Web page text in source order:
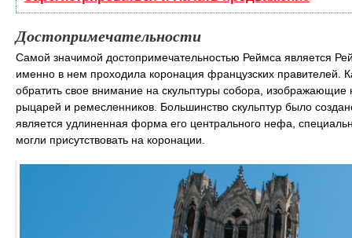
Достопримечательности
Самой значимой достопримечательностью Реймса является
именно в нем проходила коронация французских правителей.
обратить свое внимание на скульптуры собора,
рыцарей и ремесленников. Большинство скульптур было
является удлиненная форма его центрального нефа,
могли присутствовать на коронации.